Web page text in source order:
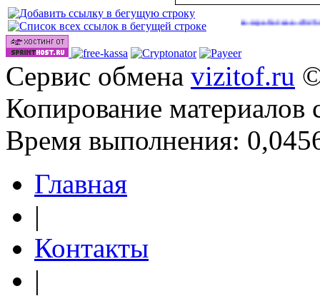
Сайты для заработка в 2026 году(40)
Сервис обмена vizitof.ru
Копирование материалов
Время выполнения:
Главная
|
Контакты
|